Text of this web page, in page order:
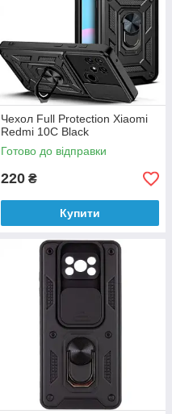
Чехол Full Protection Xiaomi
Redmi 10C Black
Готово до відправки
220 ₴
Купити